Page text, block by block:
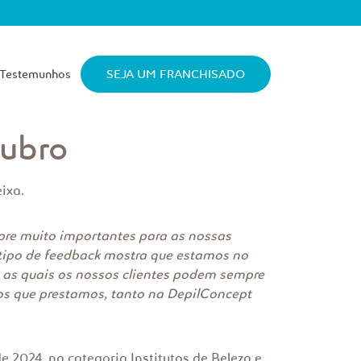
Testemunhos SEJA UM FRANCHISADO
muito importantes para as nossas
de feedback mostra que estamos no
quais os nossos clientes podem sempre
que prestamos, tanto na DepilConcept